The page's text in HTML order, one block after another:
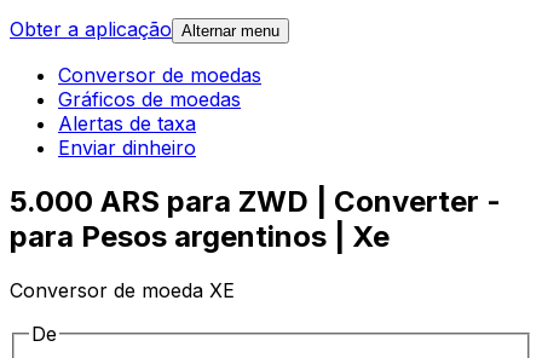
Obter a aplicação Alternar menu
Conversor de moedas
Gráficos de moedas
Alertas de taxa
Enviar dinheiro
5.000 ARS para ZWD | Converter -
para Pesos argentinos | Xe
Conversor de moeda XE
De